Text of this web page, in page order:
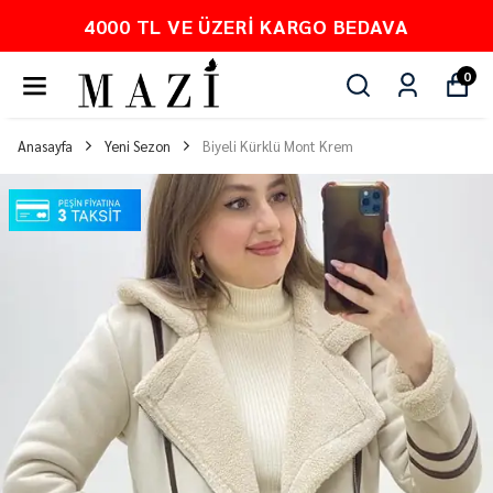
4000 TL VE ÜZERI KARGO BEDAVA
0
Anasayfa Yeni Sezon Biyeli Kürklü Mont Krem